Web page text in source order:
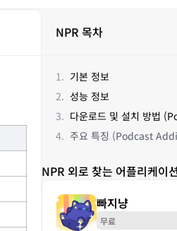
NPR 목차
기본 정보
성능 정보
주요 특징 (Podcast
NPR 외로 찾는 어플리케이션
빠지냥
무료